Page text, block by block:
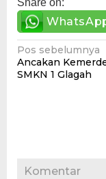
Share on:
Navigasi
pos
Pos sebelumnya
Ancakan
SMKN 1 Glagah
Komentar